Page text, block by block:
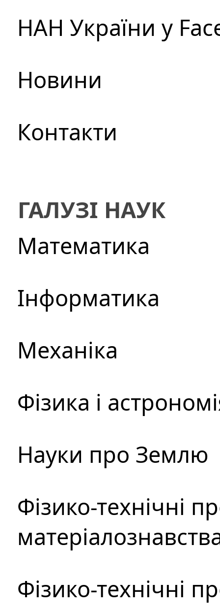
НАН України у
Новини
Контакти
ГАЛУЗІ НАУК
Математика
Інформатика
Механіка
Фізика і
Науки про Землю
Фізико-технічні
Фізико-технічні